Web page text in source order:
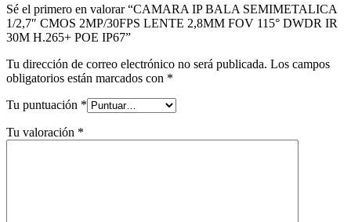
Sé el primero en valorar “CAMARA IP BALA SEMIMETALICA
1/2,7″ CMOS 2MP/30FPS LENTE 2,8MM FOV 115° DWDR IR
30M H.265+ POE IP67”
Tu dirección de correo electrónico no será publicada. Los campos
obligatorios están marcados con *
Tu puntuación *
Tu valoración *